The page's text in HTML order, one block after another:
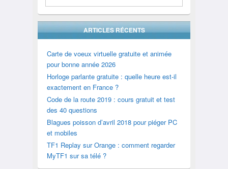
ARTICLES RÉCENTS
Carte de voeux virtuelle gratuite et animée
pour bonne année 2026
Horloge parlante gratuite : quelle heure est-il
exactement en France ?
Code de la route 2019 : cours gratuit et test
des 40 questions
Blagues poisson d’avril 2018 pour piéger PC
et mobiles
TF1 Replay sur Orange : comment regarder
MyTF1 sur sa télé ?